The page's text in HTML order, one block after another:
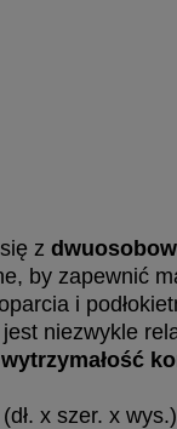
z
by zapewnić
i
niezwykle
x szer. x wys.)